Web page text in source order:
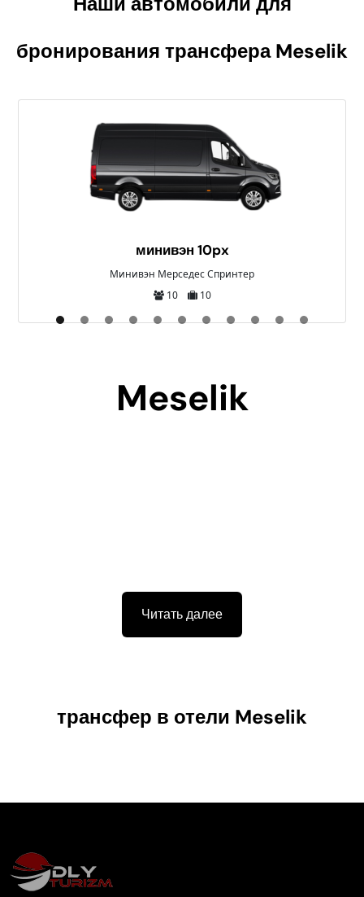
бронирования трансфераMeselik
минивэн 10px
Минивэн Мерседес Спринтер
10
10
Meselik
Читать далее
трансфер в отели Meselik